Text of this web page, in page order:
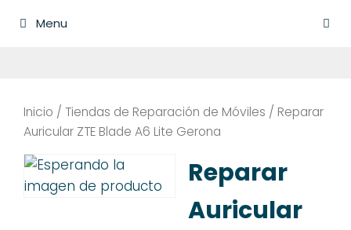
Menu
Inicio / Tiendas de Reparación de Móviles / Reparar
Auricular ZTE Blade A6 Lite Gerona
Reparar
Auricular